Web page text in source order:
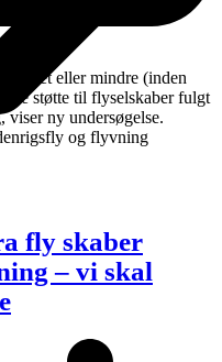
året eller mindre (inden
støtte til flyselskaber fulgt
ny undersøgelse.
og flyvning
fly skaber
– vi skal